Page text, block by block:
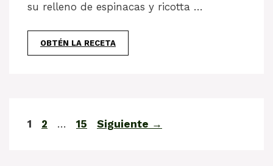
su relleno de espinacas y ricotta …
OBTÉN LA RECETA
Página
1 Página
2 … Página
15 Siguiente →